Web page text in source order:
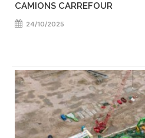
CAMIONS CARREFOUR
24/10/2025